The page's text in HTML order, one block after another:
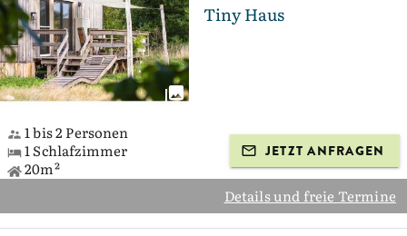
Tiny Haus
1 bis 2 Personen
1 Schlafzimmer
20m²
JETZT ANFRAGEN
Details und freie Termine